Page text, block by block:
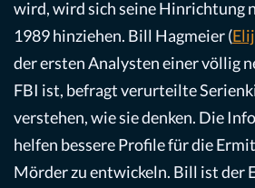
wird, wird sich seine Hinrichtung
1989 hinziehen. Bill Hagmeier (
der ersten Analysten einer völlig
FBI ist, befragt verurteilte
verstehen, wie sie denken. Die
helfen bessere Profile für die
Mörder zu entwickeln. Bill ist der